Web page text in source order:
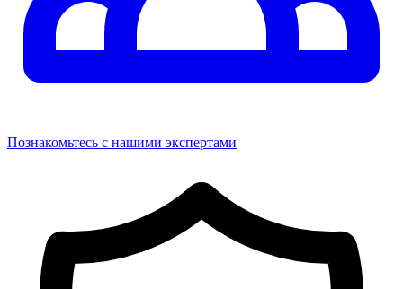
Познакомьтесь с нашими экспертами